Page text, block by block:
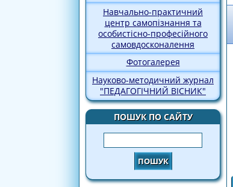
Навчально-практичний
центр самопізнання та
особистісно-професійного
самовдосконалення
Фотогалерея
Науково-методичний журнал
"ПЕДАГОГІЧНИЙ ВІСНИК"
ПОШУК ПО САЙТУ
Пошук